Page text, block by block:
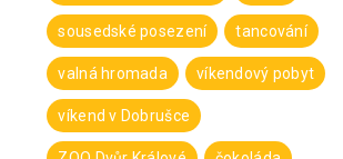
sousedské posezení tancování
valná hromada víkendový pobyt
víkend v Dobrušce